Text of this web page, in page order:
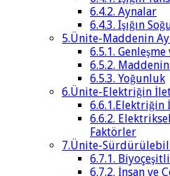
6.4.2. Aynalar
6.4.3. Işığın
5.Ünite-Maddenin
6.5.1.
6.5.2.
6.5.3. Yoğunluk
6.Ünite-Elektriğin
6.6.1.Elektriğin
6.6.2.
Faktörler
7.Ünite-
6.7.1.
6.7.2. İnsan ve